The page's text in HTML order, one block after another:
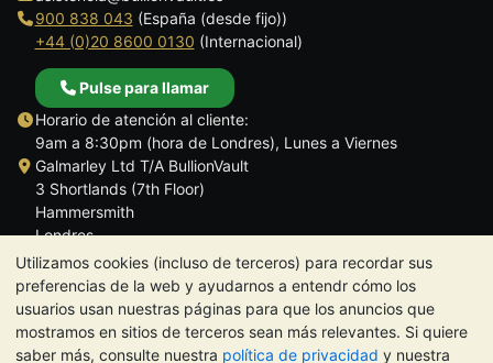
Utilizamos cookies (incluso de terceros) para recordar sus
preferencias de la web y ayudarnos a entendr cómo los
usuarios usan nuestras páginas para que los anuncios que
mostramos en sitios de terceros sean más relevantes. Si quiere
saber más, consulte nuestra política de privacidad y nuestra
900 838 043 (España (desde fijo))
+44 (0)20 8600 0130 (Internacional)
Pulse para llamar
Horario de atención al cliente:
9am a 8:30pm (hora de Londres), Lunes a Viernes
Galmarley Ltd T/A BullionVault
3 Shortlands (7th Floor)
Hammersmith
Londres
W6 8DA
Reino Unido